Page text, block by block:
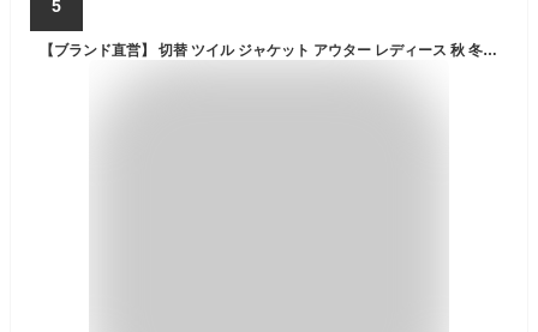
5
【ブランド直営】 切替 ツイル ジャケット アウター レディース 秋 冬 春 羽織り 異素材 軽アウター カジュアル シンプル 前開き フードなし ママ KRIFF MAYER LADYS クリフメイヤー レディース【2024FW】